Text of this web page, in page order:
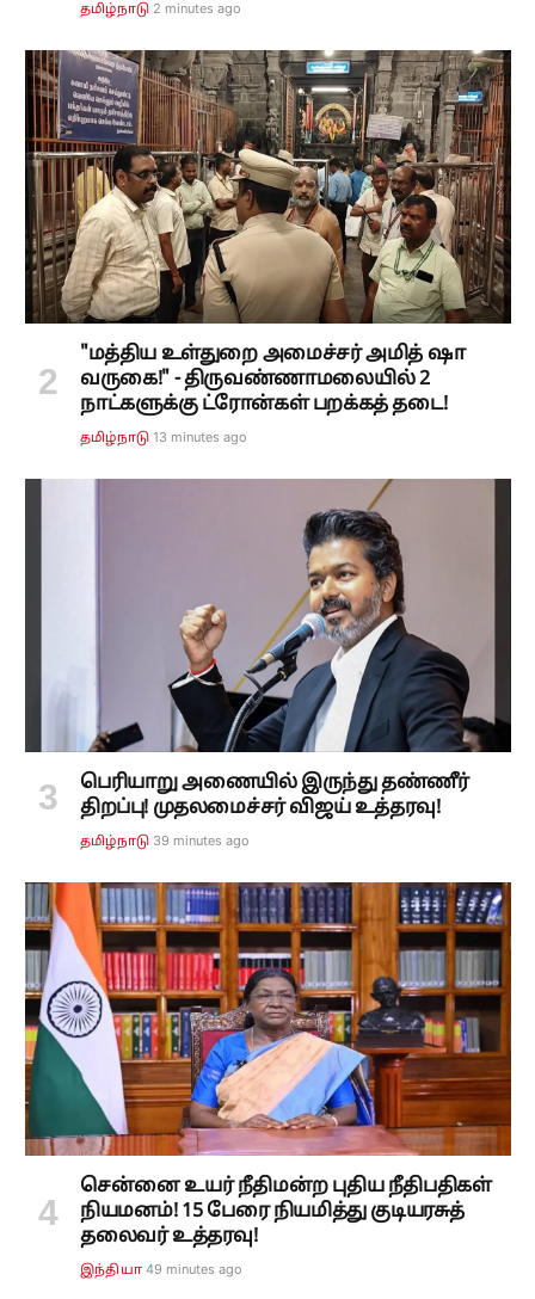
தமிழ்நாடு 2 minutes ago
"மத்திய உள்துறை அமைச்சர் அமித் ஷா
வருகை!" - திருவண்ணாமலையில் 2
நாட்களுக்கு ட்ரோன்கள் பறக்கத் தடை!
தமிழ்நாடு 13 minutes ago
பெரியாறு அணையில் இருந்து தண்ணீர்
திறப்பு! முதலமைச்சர் விஜய் உத்தரவு!
தமிழ்நாடு 39 minutes ago
சென்னை உயர் நீதிமன்ற புதிய நீதிபதிகள்
நியமனம்! 15 பேரை நியமித்து குடியரசுத்
தலைவர் உத்தரவு!
இந்தியா 49 minutes ago